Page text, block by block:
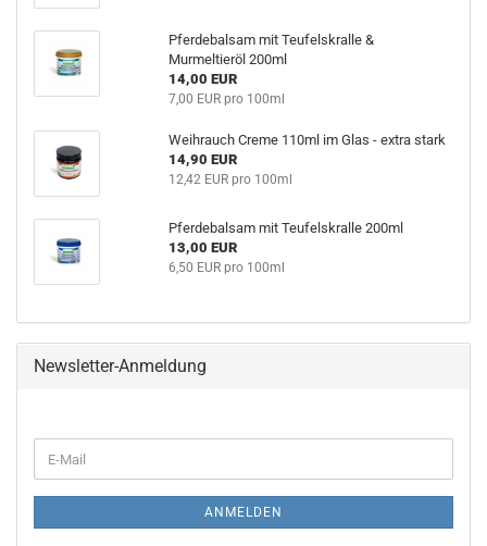
Pferdebalsam mit Teufelskralle &
Murmeltieröl 200ml
14,00 EUR
7,00 EUR pro 100ml
Weihrauch Creme 110ml im Glas - extra stark
14,90 EUR
12,42 EUR pro 100ml
Pferdebalsam mit Teufelskralle 200ml
13,00 EUR
6,50 EUR pro 100ml
Newsletter-Anmeldung
ZUR
E-
Mail
ANMELDEN